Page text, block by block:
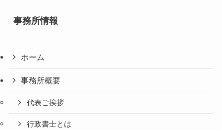
事務所情報
ホーム
事務所概要
代表ご挨拶
行政書士とは